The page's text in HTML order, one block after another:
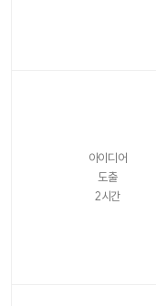
아이디어
도출
2시간